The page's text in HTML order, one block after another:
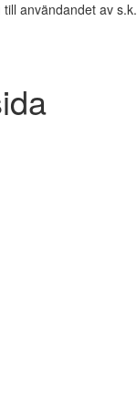
användandet av s.k.